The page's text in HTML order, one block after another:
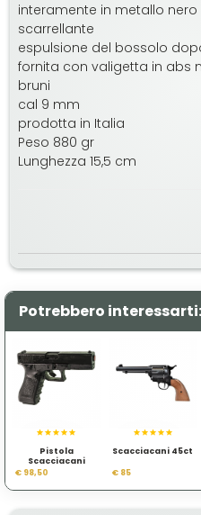
interamente in metallo nero
scarrellante
espulsione del bossolo
fornita con valigetta in abs
bruni
cal 9 mm
prodotta in Italia
Peso 880 gr
Lunghezza 15,5 cm
Potrebbero interessarti:
Pistola
Scacciacani
G.m.l.
€ 98,50
Scacciacani 45ct
€ 85